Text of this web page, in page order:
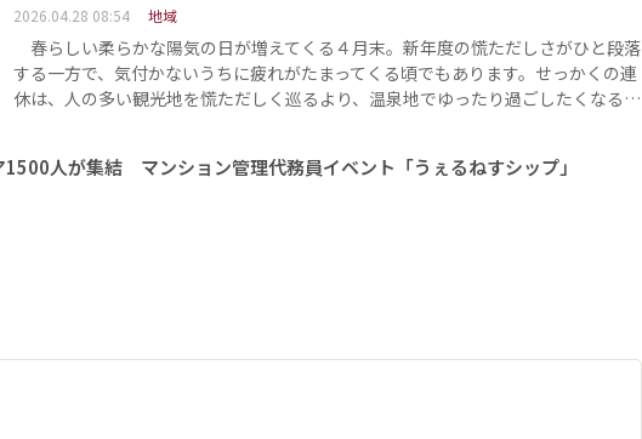
2026.04.28 08:54 地域
春らしい柔らかな陽気の日が増えてくる４月末。新年度の慌ただしさがひと段落
する一方で、気付かないうちに疲れがたまってくる頃でもあります。せっかくの連
休は、人の多い観光地を慌ただしく巡るより、温泉地でゆったり過ごしたくなる…
1500人が集結 マンション管理代務員イベント「うぇるねすシップ」